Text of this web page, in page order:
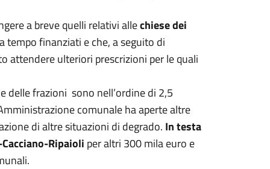
a breve quelli relativi allechiese dei
tempo finanziati e che, a seguito di
attendere ulteriori prescrizioni per le quali
delle frazioni sono nell’ordine di 2,5
comunale ha aperte altre
di altre situazioni di degrado. In testa
Ripaioli per altri 300 mila euro e